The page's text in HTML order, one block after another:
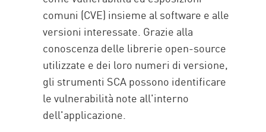
comuni (CVE) insieme al software e alle
versioni interessate. Grazie alla
conoscenza delle librerie open-source
utilizzate e dei loro numeri di versione,
gli strumenti SCA possono identificare
le vulnerabilità note all'interno
dell'applicazione.